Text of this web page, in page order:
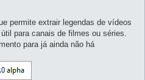
permite extrair legendas de vídeos
para canais de filmes ou séries.
para já ainda não há